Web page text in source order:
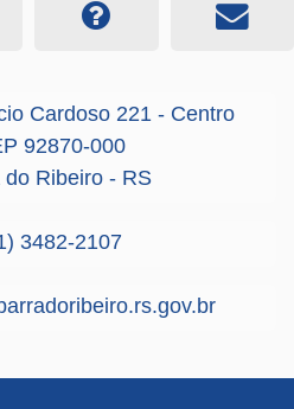
Cardoso 221 - Centro
92870-000
do Ribeiro - RS
3482-2107